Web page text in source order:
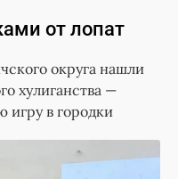
от лопат
округа нашли
хулиганства —
игру в городки